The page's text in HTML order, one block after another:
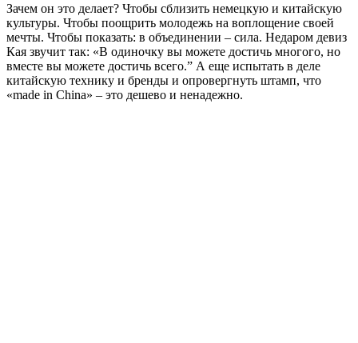
Зачем он это делает? Чтобы сблизить немецкую и китайскую
культуры. Чтобы поощрить молодежь на воплощение своей
мечты. Чтобы показать: в объединении – сила. Недаром девиз
Кая звучит так: «В одиночку вы можете достичь многого, но
вместе вы можете достичь всего.” А еще испытать в деле
китайскую технику и бренды и опровергнуть штамп, что
«made in China» – это дешево и ненадежно.